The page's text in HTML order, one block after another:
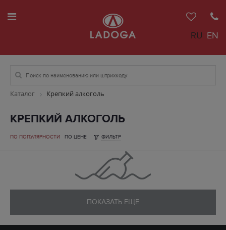
RU EN
Каталог Крепкий алкоголь
КРЕПКИЙ АЛКОГОЛЬ
ПО ПОПУЛЯРНОСТИ ПО ЦЕНЕ ФИЛЬТР
ПОКАЗАТЬ ЕЩЕ